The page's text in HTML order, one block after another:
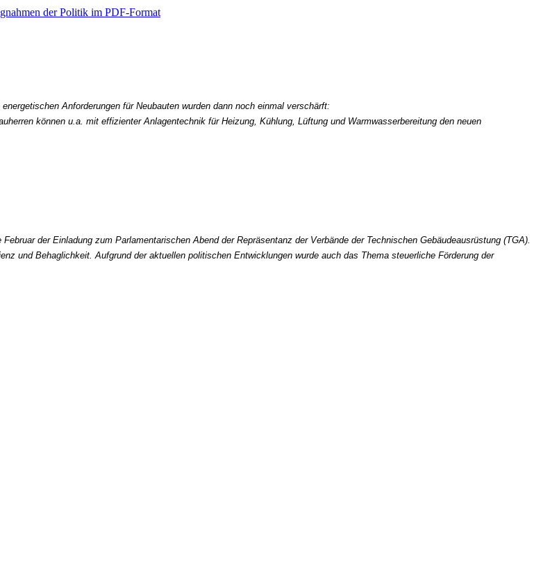
der Politik im PDF-Format
Anforderungen für Neubauten wurden dann noch einmal verschärft:
können u.a. mit effizienter Anlagentechnik für Heizung, Kühlung, Lüftung und Warmwasserbereitung den neuen
der Einladung zum Parlamentarischen Abend der Repräsentanz der Verbände der Technischen Gebäudeausrüstung (TGA).
und Behaglichkeit. Aufgrund der aktuellen politischen Entwicklungen wurde auch das Thema steuerliche Förderung der